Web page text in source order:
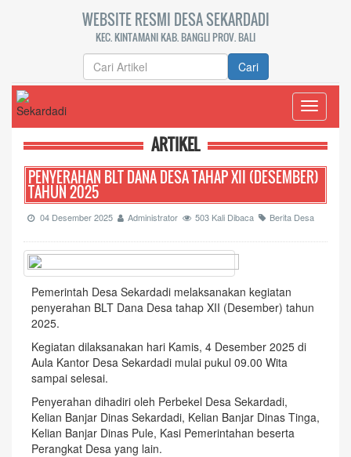
WEBSITE RESMI DESA SEKARDADI
KEC. KINTAMANI KAB. BANGLI PROV. BALI
Cari
Toggle
ARTIKEL
PENYERAHAN BLT DANA DESA TAHAP XII (DESEMBER)
TAHUN 2025
04 Desember 2025 Administrator 503 Kali Dibaca Berita Desa
Pemerintah Desa Sekardadi melaksanakan kegiatan
penyerahan BLT Dana Desa tahap XII (Desember) tahun
2025.
Kegiatan dilaksanakan hari Kamis, 4 Desember 2025 di
Aula Kantor Desa Sekardadi mulai pukul 09.00 Wita
sampai selesai.
Penyerahan dihadiri oleh Perbekel Desa Sekardadi,
Kelian Banjar Dinas Sekardadi, Kelian Banjar Dinas Tinga,
Kelian Banjar Dinas Pule, Kasi Pemerintahan beserta
Perangkat Desa yang lain.